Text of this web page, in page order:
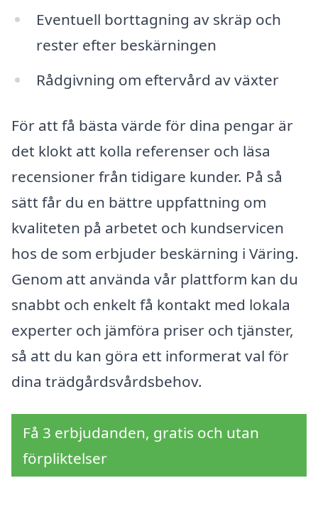
Eventuell borttagning av skräp och
rester efter beskärningen
Rådgivning om eftervård av växter
För att få bästa värde för dina pengar är
det klokt att kolla referenser och läsa
recensioner från tidigare kunder. På så
sätt får du en bättre uppfattning om
kvaliteten på arbetet och kundservicen
hos de som erbjuder beskärning i Väring.
Genom att använda vår plattform kan du
snabbt och enkelt få kontakt med lokala
experter och jämföra priser och tjänster,
så att du kan göra ett informerat val för
dina trädgårdsvårdsbehov.
Få 3 erbjudanden, gratis och utan
förpliktelser